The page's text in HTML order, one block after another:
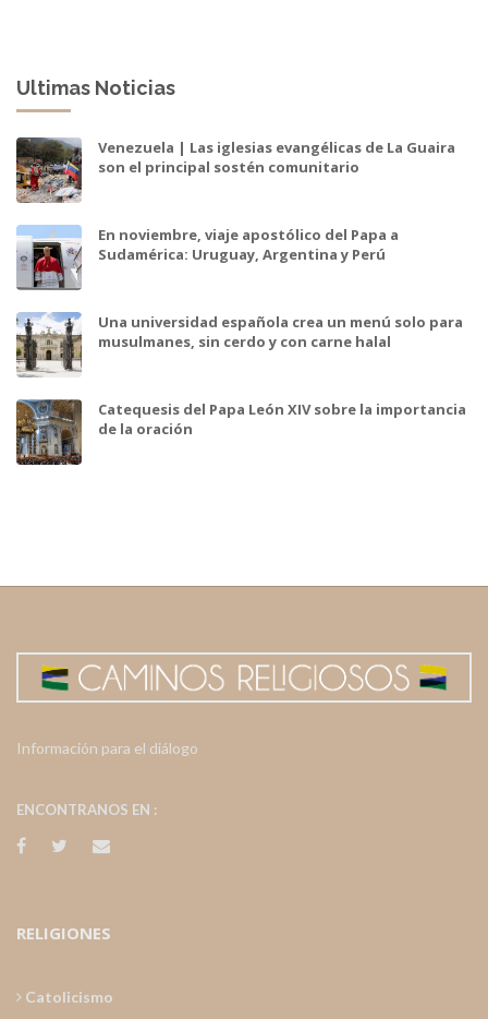
Ultimas Noticias
Venezuela | Las iglesias evangélicas de La Guaira
son el principal sostén comunitario
En noviembre, viaje apostólico del Papa a
Sudamérica: Uruguay, Argentina y Perú
Una universidad española crea un menú solo para
musulmanes, sin cerdo y con carne halal
Catequesis del Papa León XIV sobre la importancia
de la oración
Información para el diálogo
ENCONTRANOS EN :
RELIGIONES
Catolicismo